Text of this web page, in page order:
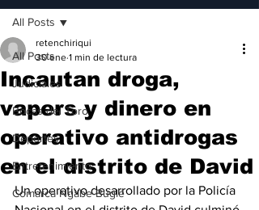
All Posts
Judiciales
Bocas del Toro
Deportes
Entretenimiento
Comarca Ngäbe-Buglé
All Posts
Incautan droga,
vapers y dinero en
operativo antidrogas
en el distrito de David
retenchiriqui
30 ene 1 min de lectura
Un operativo desarrollado por la Policía